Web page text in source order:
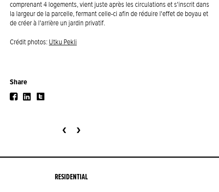
comprenant 4 logements, vient juste après les circulations et s'inscrit dans
la largeur de la parcelle, fermant celle-ci afin de réduire l'effet de boyau et
de créer à l'arrière un jardin privatif.
Crédit photos: Utku Pekli
Share
‹ ›
RESIDENTIAL